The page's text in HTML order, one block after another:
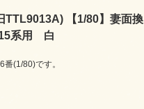
TTL9013A) 【1/80】妻面換
系用 白
番(1/80)です。